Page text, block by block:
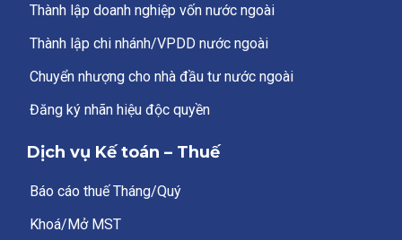
Thành lập doanh nghiệp vốn nước ngoài
Thành lập chi nhánh/VPDD nước ngoài
Chuyển nhượng cho nhà đầu tư nước ngoài
Đăng ký nhãn hiệu độc quyền
Dịch vụ Kế toán – Thuế
Báo cáo thuế Tháng/Quý
Khoá/Mở MST